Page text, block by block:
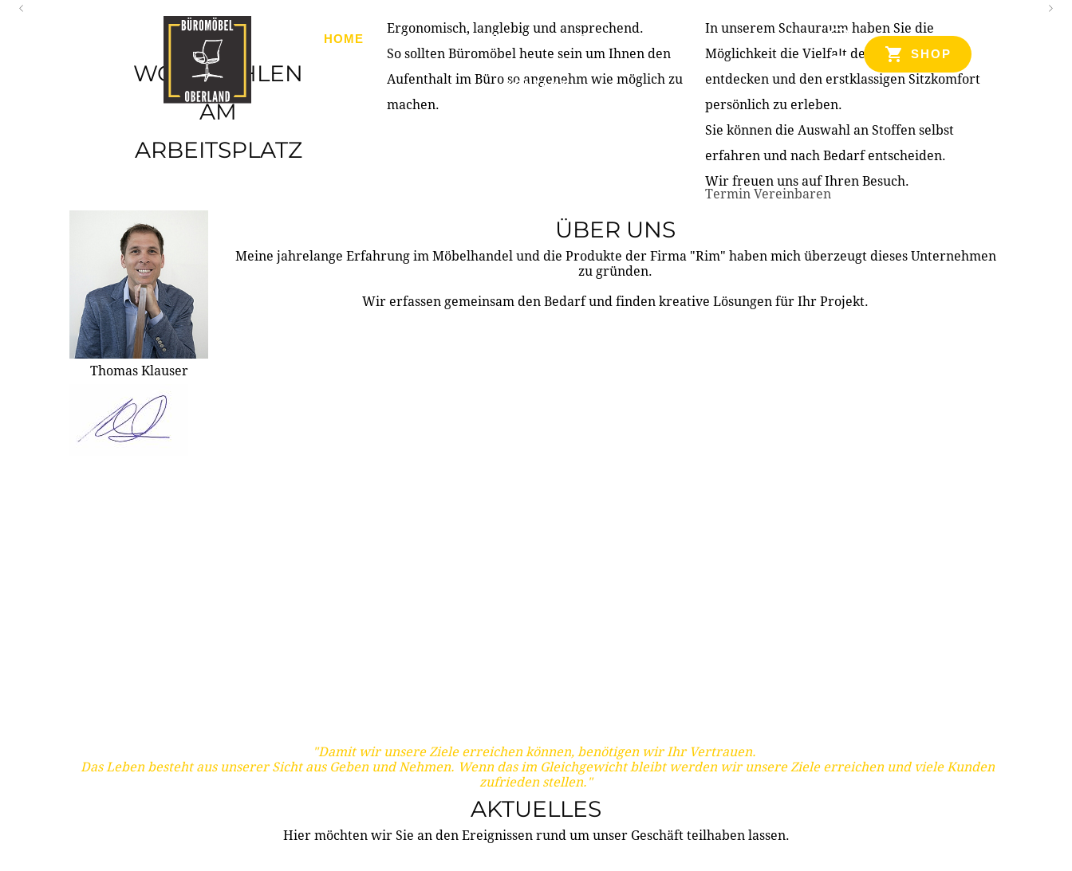
HOME PRODUKTE ÜBER UNS PARTNER & REFERENZEN
KONTAKT
SHOP
WOHLFÜHLEN
AM
ARBEITSPLATZ
Ergonomisch, langlebig und ansprechend.
So sollten Büromöbel heute sein um Ihnen den
Aufenthalt im Büro so angenehm wie möglich zu
machen.
In unserem Schauraum haben Sie die
Möglichkeit die Vielfalt der Produkte zu
entdecken und den erstklassigen Sitzkomfort
persönlich zu erleben.
Sie können die Auswahl an Stoffen selbst
erfahren und nach Bedarf entscheiden.
Wir freuen uns auf Ihren Besuch.
Termin Vereinbaren
Thomas Klauser
ÜBER UNS
Meine jahrelange Erfahrung im Möbelhandel und die Produkte der Firma "Rim" haben mich überzeugt dieses Unternehmen
zu gründen.
Wir erfassen gemeinsam den Bedarf und finden kreative Lösungen für Ihr Projekt.
"Damit wir unsere Ziele erreichen können, benötigen wir Ihr Vertrauen.
Das Leben besteht aus unserer Sicht aus Geben und Nehmen. Wenn das im Gleichgewicht bleibt werden wir unsere Ziele erreichen und viele Kunden
zufrieden stellen."
AKTUELLES
Hier möchten wir Sie an den Ereignissen rund um unser Geschäft teilhaben lassen.